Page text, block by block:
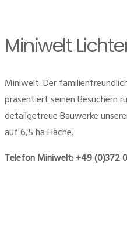
Miniwelt
Miniwelt: Der
präsentiert seinen Besuchern
detailgetreue Bauwerke
auf 6,5 ha Fläche.
Telefon Miniwelt: +49 (0)372